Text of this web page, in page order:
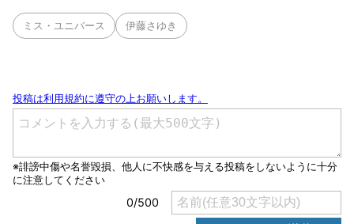
ミス・ユニバース 伊藤さゆき